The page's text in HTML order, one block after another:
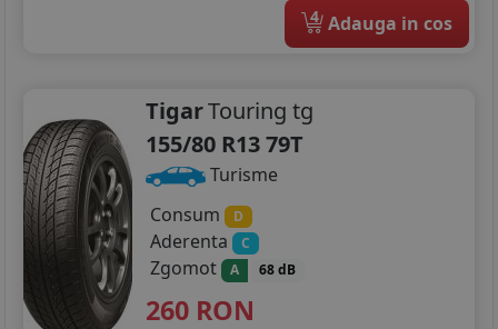
4 Adauga in cos
TigarTouring tg
155/80 R13 79T
Turisme
Consum
D
Aderenta C
Zgomot A 68 dB
260 RON